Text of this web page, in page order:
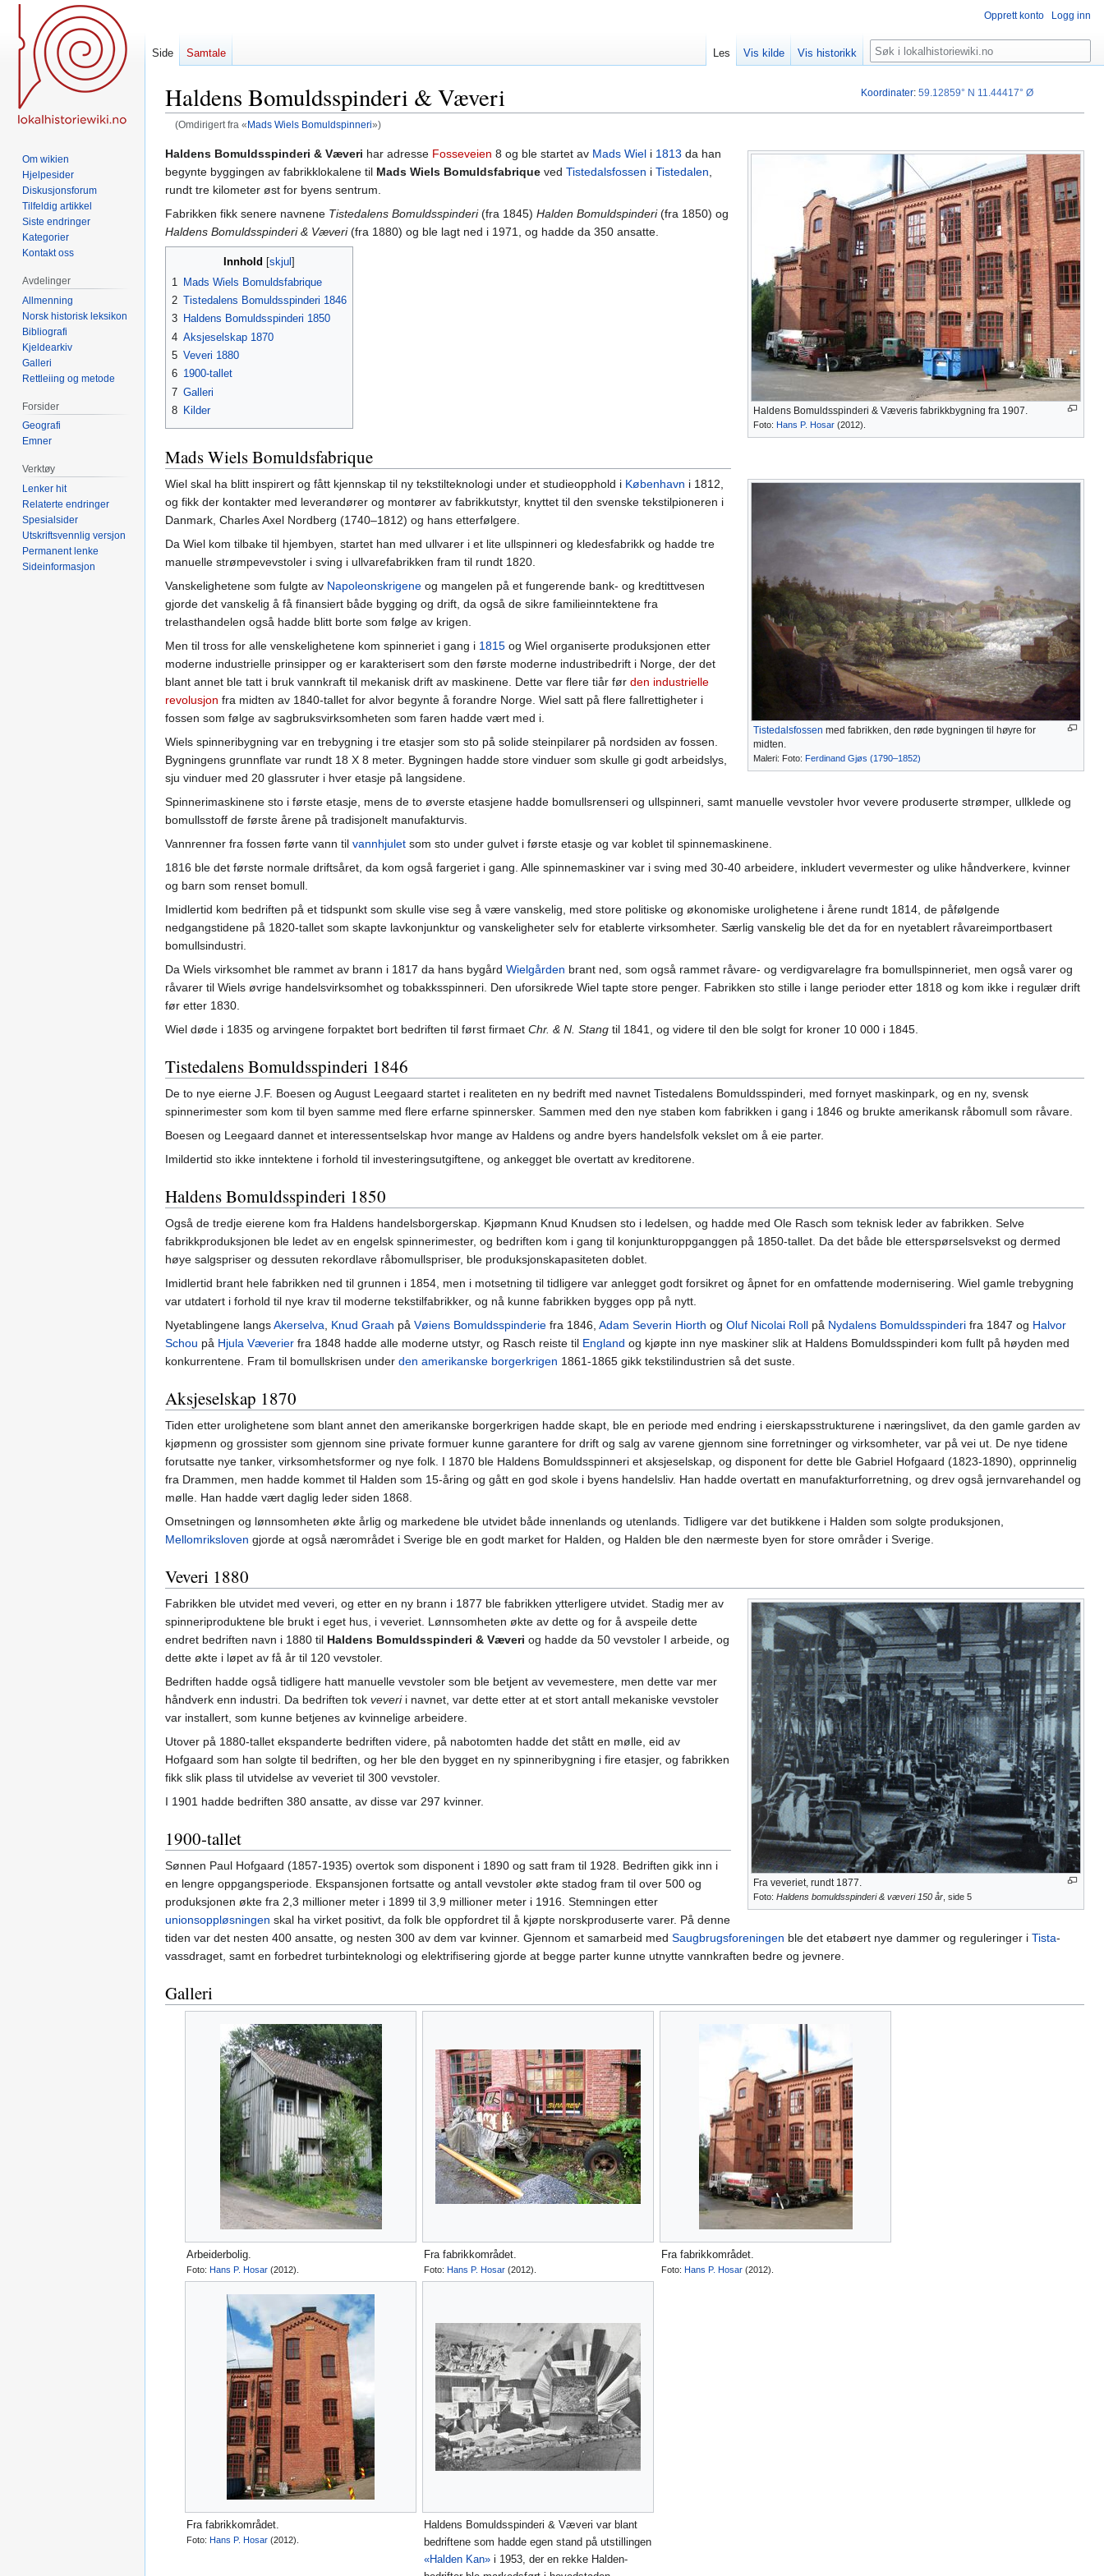
Haldens Bomuldsspinderi & Væveri
(Omdirigert fra « Mads Wiels Bomuldspinneri»)
Hopp
til
navigering
Hopp
til
søk
Haldens Bomuldsspinderi & Væveris fabrikkbygning fra 1907.
Foto: Hans P. Hosar (2012).
Haldens Bomuldsspinderi & Væveri har adresse Fosseveien 8 og ble startet av Mads Wiel i 1813 da han
begynte byggingen av fabrikklokalene til Mads Wiels Bomuldsfabrique ved Tistedalsfossen i Tistedalen
rundt tre kilometer øst for byens sentrum.
Fabrikken fikk senere navnene Tistedalens Bomuldsspinderi(fra 1845) Halden Bomuldspinderi(fra 1850) og
Haldens Bomuldsspinderi & Væveri(fra 1880) og ble lagt ned i 1971, og hadde da 350 ansatte.
Innhold
1
Mads Wiels Bomuldsfabrique
2 Tistedalens Bomuldsspinderi 1846
3 Haldens Bomuldsspinderi 1850
4 Aksjeselskap 1870
5 Veveri 1880
6 1900-tallet
7 Galleri
8 Kilder
Mads Wiels Bomuldsfabrique
Tistedalsfossen med fabrikken, den røde bygningen til høyre for
midten.
Maleri: Foto: Ferdinand Gjøs (1790–1852)
Wiel skal ha blitt inspirert og fått kjennskap til ny tekstilteknologi under et studieopphold i København i 1812,
og fikk der kontakter med leverandører og montører av fabrikkutstyr, knyttet til den svenske tekstilpioneren i
Danmark, Charles Axel Nordberg (1740–1812) og hans etterfølgere.
Da Wiel kom tilbake til hjembyen, startet han med ullvarer i et lite ullspinneri og kledesfabrikk og hadde tre
manuelle strømpevevstoler i sving i ullvarefabrikken fram til rundt 1820.
Vanskelighetene som fulgte av Napoleonskrigene og mangelen på et fungerende bank- og kredtittvesen
gjorde det vanskelig å få finansiert både bygging og drift, da også de sikre familieinntektene fra
trelasthandelen også hadde blitt borte som følge av krigen.
Men til tross for alle venskelighetene kom spinneriet i gang i 1815 og Wiel organiserte produksjonen etter
moderne industrielle prinsipper og er karakterisert som den første moderne industribedrift i Norge, der det
blant annet ble tatt i bruk vannkraft til mekanisk drift av maskinene. Dette var flere tiår før den industrielle
revolusjon fra midten av 1840-tallet for alvor begynte å forandre Norge. Wiel satt på flere fallrettigheter i
fossen som følge av sagbruksvirksomheten som faren hadde vært med i.
Wiels spinneribygning var en trebygning i tre etasjer som sto på solide steinpilarer på nordsiden av fossen.
Bygningens grunnflate var rundt 18 X 8 meter. Bygningen hadde store vinduer som skulle gi godt arbeidslys,
sju vinduer med 20 glassruter i hver etasje på langsidene.
Spinnerimaskinene sto i første etasje, mens de to øverste etasjene hadde bomullsrenseri og ullspinneri, samt manuelle vevstoler hvor vevere produserte strømper, ullklede og
bomullsstoff de første årene på tradisjonelt manufakturvis.
Vannrenner fra fossen førte vann til vannhjulet som sto under gulvet i første etasje og var koblet til spinnemaskinene.
1816 ble det første normale driftsåret, da kom også fargeriet i gang. Alle spinnemaskiner var i sving med 30-40 arbeidere, inkludert vevermester og ulike håndverkere, kvinner
og barn som renset bomull.
Imidlertid kom bedriften på et tidspunkt som skulle vise seg å være vanskelig, med store politiske og økonomiske urolighetene i årene rundt 1814, de påfølgende
nedgangstidene på 1820-tallet som skapte lavkonjunktur og vanskeligheter selv for etablerte virksomheter. Særlig vanskelig ble det da for en nyetablert råvareimportbasert
bomullsindustri.
Da Wiels virksomhet ble rammet av brann i 1817 da hans bygård Wielgården brant ned, som også rammet råvare- og verdigvarelagre fra bomullspinneriet, men også varer og
råvarer til Wiels øvrige handelsvirksomhet og tobakksspinneri. Den uforsikrede Wiel tapte store penger. Fabrikken sto stille i lange perioder etter 1818 og kom ikke i regulær drift
før etter 1830.
Wiel døde i 1835 og arvingene forpaktet bort bedriften til først firmaet Chr. & N. Stang til 1841, og videre til den ble solgt for kroner 10 000 i 1845.
Tistedalens Bomuldsspinderi 1846
De to nye eierne J.F. Boesen og August Leegaard startet i realiteten en ny bedrift med navnet Tistedalens Bomuldsspinderi, med fornyet maskinpark, og en ny, svensk
spinnerimester som kom til byen samme med flere erfarne spinnersker. Sammen med den nye staben kom fabrikken i gang i 1846 og brukte amerikansk råbomull som råvare.
Boesen og Leegaard dannet et interessentselskap hvor mange av Haldens og andre byers handelsfolk vekslet om å eie parter.
Imildertid sto ikke inntektene i forhold til investeringsutgiftene, og ankegget ble overtatt av kreditorene.
Haldens Bomuldsspinderi 1850
Også de tredje eierene kom fra Haldens handelsborgerskap. Kjøpmann Knud Knudsen sto i ledelsen, og hadde med Ole Rasch som teknisk leder av fabrikken. Selve
fabrikkproduksjonen ble ledet av en engelsk spinnerimester, og bedriften kom i gang til konjunkturoppganggen på 1850-tallet. Da det både ble etterspørselsvekst og dermed
høye salgspriser og dessuten rekordlave råbomullspriser, ble produksjonskapasiteten doblet.
Imidlertid brant hele fabrikken ned til grunnen i 1854, men i motsetning til tidligere var anlegget godt forsikret og åpnet for en omfattende modernisering. Wiel gamle trebygning
var utdatert i forhold til nye krav til moderne tekstilfabrikker, og nå kunne fabrikken bygges opp på nytt.
Nyetablingene langsAkerselva Knud Graah på Vøiens Bomuldsspinderie fra 1846, Adam Severin Hiorth og Oluf Nicolai Roll på Nydalens Bomuldsspinderi fra 1847 og Halvor
Schou på Hjula Væverier fra 1848 hadde alle moderne utstyr, og Rasch reiste til England og kjøpte inn nye maskiner slik at Haldens Bomuldsspinderi kom fullt på høyden med
konkurrentene. Fram til bomullskrisen under den amerikanske borgerkrigen 1861-1865 gikk tekstilindustrien så det suste.
Aksjeselskap 1870
Tiden etter urolighetene som blant annet den amerikanske borgerkrigen hadde skapt, ble en periode med endring i eierskapsstrukturene i næringslivet, da den gamle garden av
kjøpmenn og grossister som gjennom sine private formuer kunne garantere for drift og salg av varene gjennom sine forretninger og virksomheter, var på vei ut. De nye tidene
forutsatte nye tanker, virksomhetsformer og nye folk. I 1870 ble Haldens Bomuldsspinneri et aksjeselskap, og disponent for dette ble Gabriel Hofgaard (1823-1890), opprinnelig
fra Drammen, men hadde kommet til Halden som 15-åring og gått en god skole i byens handelsliv. Han hadde overtatt en manufakturforretning, og drev også jernvarehandel og
mølle. Han hadde vært daglig leder siden 1868.
Omsetningen og lønnsomheten økte årlig og markedene ble utvidet både innenlands og utenlands. Tidligere var det butikkene i Halden som solgte produksjonen,
Mellomriksloven gjorde at også nærområdet i Sverige ble en godt market for Halden, og Halden ble den nærmeste byen for store områder i Sverige.
Veveri 1880
Fra veveriet, rundt 1877.
Foto: Haldens bomuldsspinderi & væveri 150 år , side 5
Fabrikken ble utvidet med veveri, og etter en ny brann i 1877 ble fabrikken ytterligere utvidet. Stadig mer av
spinneriproduktene ble brukt i eget hus, i veveriet. Lønnsomheten økte av dette og for å avspeile dette
endret bedriften navn i 1880 til Haldens Bomuldsspinderi & Væveri og hadde da 50 vevstoler I arbeide, og
dette økte i løpet av få år til 120 vevstoler.
Bedriften hadde også tidligere hatt manuelle vevstoler som ble betjent av vevemestere, men dette var mer
håndverk enn industri. Da bedriften tok veverii navnet, var dette etter at et stort antall mekaniske vevstoler
var installert, som kunne betjenes av kvinnelige arbeidere.
Utover på 1880-tallet ekspanderte bedriften videre, på nabotomten hadde det stått en mølle, eid av
Hofgaard som han solgte til bedriften, og her ble den bygget en ny spinneribygning i fire etasjer, og fabrikken
fikk slik plass til utvidelse av veveriet til 300 vevstoler.
I 1901 hadde bedriften 380 ansatte, av disse var 297 kvinner.
1900-tallet
Sønnen Paul Hofgaard (1857-1935) overtok som disponent i 1890 og satt fram til 1928. Bedriften gikk inn i
en lengre oppgangsperiode. Ekspansjonen fortsatte og antall vevstoler økte stadog fram til over 500 og
produksjonen økte fra 2,3 millioner meter i 1899 til 3,9 millioner meter i 1916. Stemningen etter
unionsoppløsningen skal ha virket positivt, da folk ble oppfordret til å kjøpte norskproduserte varer. På denne
tiden var det nesten 400 ansatte, og nesten 300 av dem var kvinner. Gjennom et samarbeid med Saugbrugsforeningen ble det etabøert nye dammer og reguleringer i Tista-
vassdraget, samt en forbedret turbinteknologi og elektrifisering gjorde at begge parter kunne utnytte vannkraften bedre og jevnere.
Galleri
Arbeiderbolig.
Foto:Hans P. Hosar (2012).
Fra fabrikkområdet.
Foto:Hans P. Hosar (2012).
Fra fabrikkområdet.
Foto:Hans P. Hosar (2012).
Fra fabrikkområdet.
Foto: Hans P. Hosar (2012).
Haldens Bomuldsspinderi & Væveri var blant
bedriftene som hadde egen stand på utstillingen
«Halden Kan» i 1953, der en rekke Halden-
Koordinater:59.12859° N 11.44417° Ø
Opprett konto Logg inn
Side Samtale Les Vis kilde Vis historikk Søk
Om wikien
Hjelpesider
Diskusjonsforum
Tilfeldig artikkel
Siste endringer
Kategorier
Kontakt oss
Avdelinger
Allmenning
Norsk historisk leksikon
Bibliografi
Kjeldearkiv
Galleri
Rettleiing og metode
Forsider
Geografi
Emner
Verktøy
Lenker hit
Relaterte endringer
Spesialsider
Utskriftsvennlig versjon
Permanent lenke
Sideinformasjon